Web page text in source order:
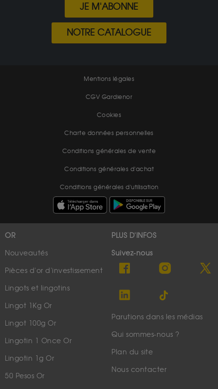
JE M'ABONNE
NOTRE CATALOGUE
Mentions légales
CGV Gardienor
Cookies
Charte données personnelles
Conditions générales de vente
Conditions générales d'achat
Conditions générales d'utilisation
OR
Nouveautés
Pièces d'or d'investissement
Lingots et lingotins
Lingot 1Kg Or
Lingot 100g Or
Lingotin 1 Once Or
Lingotin 1g Or
50 Pesos Or
PLUS D'INFOS
Suivez-nous
Parutions dans les médias
Qui sommes-nous ?
Plan du site
Nous contacter